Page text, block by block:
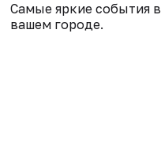
Самые яркие события в
вашем городе.